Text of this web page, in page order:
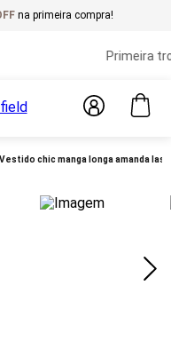
na primeira compra!
Primeira
vestido chic manga longa amanda